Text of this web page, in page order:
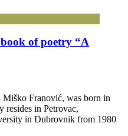
of poetry “A
Miško Franović, was born in
resides in Petrovac,
in Dubrovnik from 1980